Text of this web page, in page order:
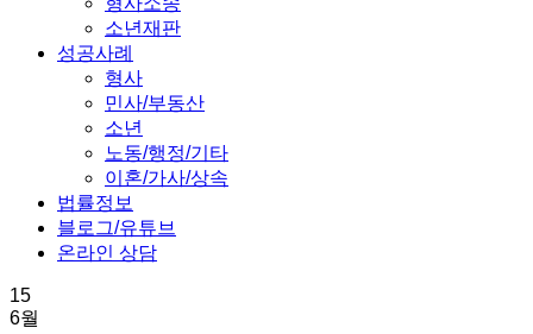
소년재판
성공사례
형사
민사/부동산
소년
노동/행정/기타
이혼/가사/상속
법률정보
블로그/유튜브
온라인 상담
15
6월